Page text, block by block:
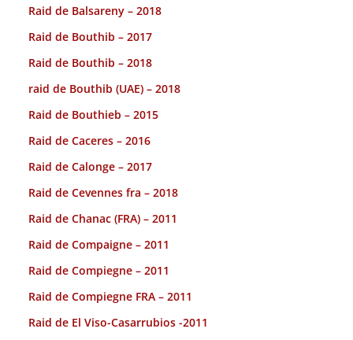
Raid de Balsareny – 2018
Raid de Bouthib – 2017
Raid de Bouthib – 2018
raid de Bouthib (UAE) – 2018
Raid de Bouthieb – 2015
Raid de Caceres – 2016
Raid de Calonge – 2017
Raid de Cevennes fra – 2018
Raid de Chanac (FRA) – 2011
Raid de Compaigne – 2011
Raid de Compiegne – 2011
Raid de Compiegne FRA – 2011
Raid de El Viso-Casarrubios -2011